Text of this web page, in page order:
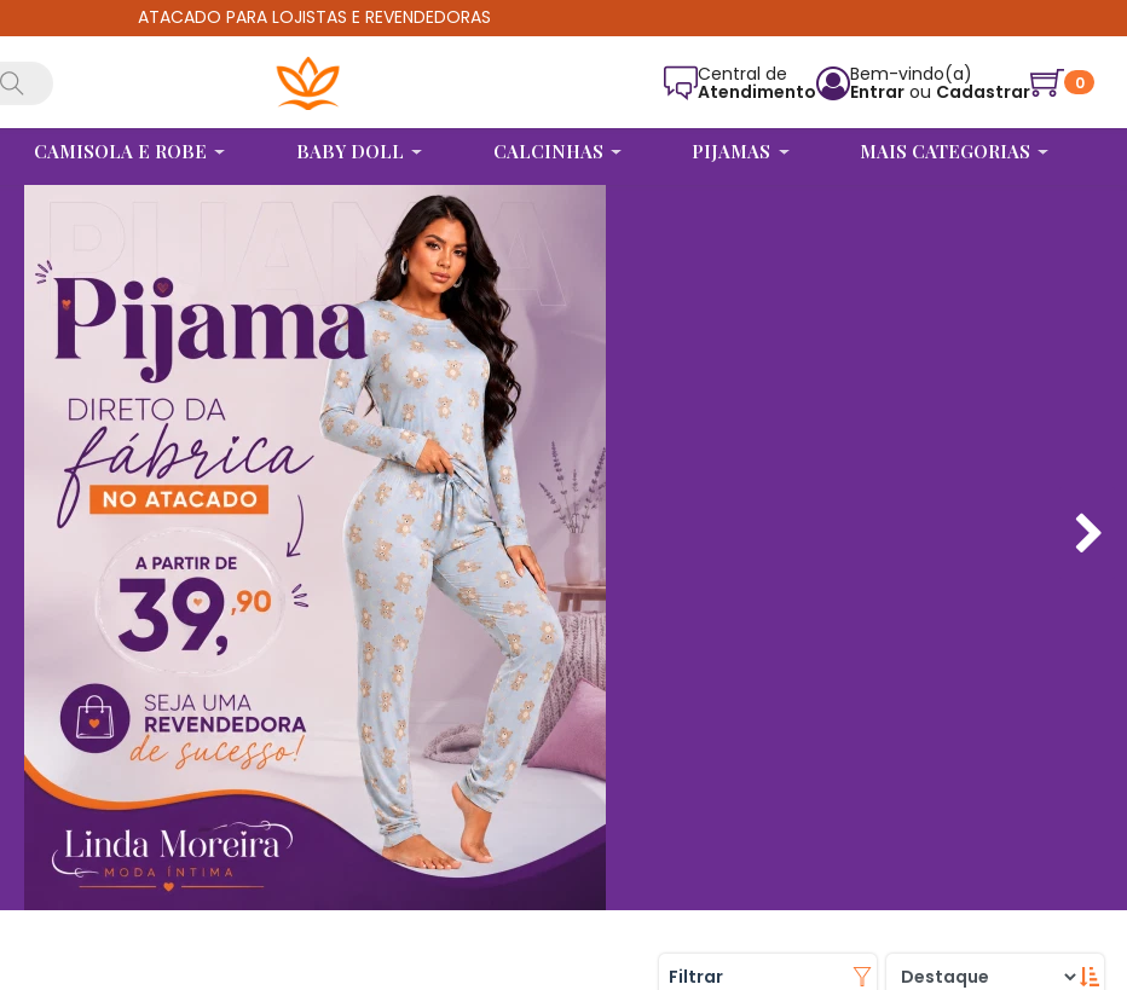
ATACADO PARA LOJISTAS E REVENDEDORAS
Central de
Atendimento
Bem-vindo(a)
Entrar ou Cadastrar 0
CAMISOLA E ROBE BABY DOLL CALCINHAS PIJAMAS MAIS CATEGORIAS
Filtrar
CALCINHA PATY PALA ALTA VERMELHA.